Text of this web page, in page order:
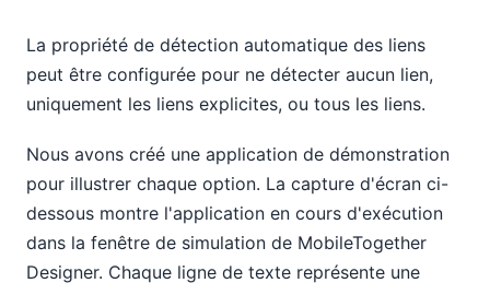
La propriété de détection automatique des liens
peut être configurée pour ne détecter aucun lien,
uniquement les liens explicites, ou tous les liens.
Nous avons créé une application de démonstration
pour illustrer chaque option. La capture d'écran ci-
dessous montre l'application en cours d'exécution
dans la fenêtre de simulation de MobileTogether
Designer. Chaque ligne de texte représente une